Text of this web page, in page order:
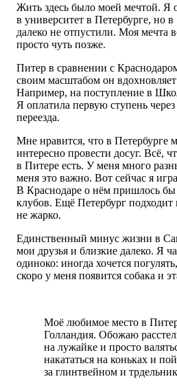
Жить здесь было моей мечтой. Я
в университет в Петербурге, но в
далеко не отпустили. Моя мечта
просто чуть позже.
Питер в сравнении с
своим масштабом он
Например, на поступление в
Я оплатила первую ступень
переезда.
Мне нравится, что в Петербурге
интересно провести досуг. Всё,
в Питере есть. У меня много
меня это важно. Вот сейчас я
В Краснодаре о нём пришлось бы
клубов. Ещё Петербург
не жарко.
Единственный минус жизни в
мои друзья и близкие далеко. Я
одиноко: иногда хочется
скоро у меня появится собака и
Моё любимое место в
Голландия. Обожаю
на лужайке и просто
накататься на коньках и
за глинтвейном и